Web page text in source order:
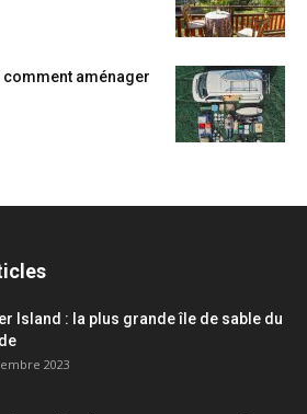
comment aménager
Island : la plus grande île de sable du
2023